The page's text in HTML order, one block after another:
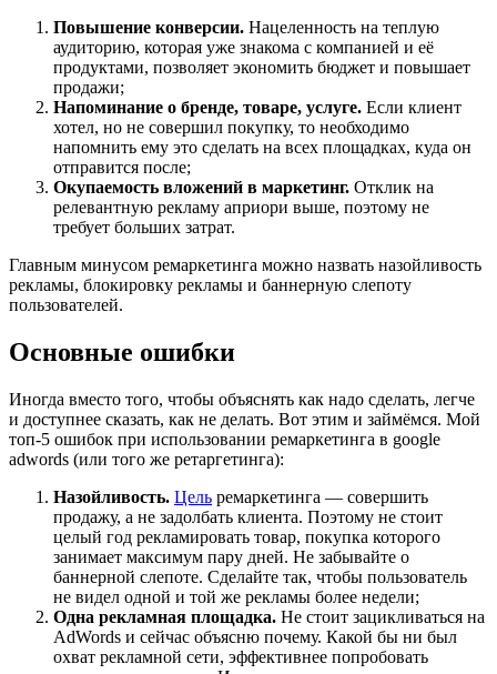
Повышение конверсии. Нацеленность на теплую
аудиторию, которая уже знакома с компанией и её
продуктами, позволяет экономить бюджет и повышает
продажи;
Напоминание о бренде, товаре, услуге. Если клиент
хотел, но не совершил покупку, то необходимо
напомнить ему это сделать на всех площадках, куда он
отправится после;
Окупаемость вложений в маркетинг. Отклик на
релевантную рекламу априори выше, поэтому не
требует больших затрат.
Главным минусом ремаркетинга можно назвать назойливость
рекламы, блокировку рекламы и баннерную слепоту
пользователей.
Основные ошибки
Иногда вместо того, чтобы объяснять как надо сделать, легче
и доступнее сказать, как не делать. Вот этим и займёмся. Мой
топ-5 ошибок при использовании ремаркетинга в google
adwords (или того же ретаргетинга):
Назойливость. Цель ремаркетинга — совершить
продажу, а не задолбать клиента. Поэтому не стоит
целый год рекламировать товар, покупка которого
занимает максимум пару дней. Не забывайте о
баннерной слепоте. Сделайте так, чтобы пользователь
не видел одной и той же рекламы более недели;
Одна рекламная площадка. Не стоит зацикливаться на
AdWords и сейчас объясню почему. Какой бы ни был
охват рекламной сети, эффективнее попробовать